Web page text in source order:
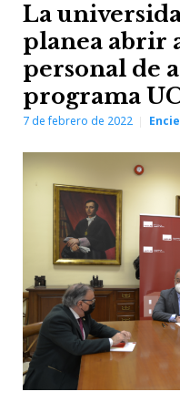
La
planea abrir
personal de
programa
7 de febrero de 2022